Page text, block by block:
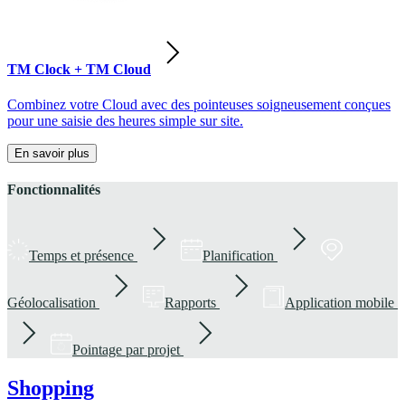
TM Clock + TM Cloud
Combinez votre Cloud avec des pointeuses soigneusement conçues
pour une saisie des heures simple sur site.
En savoir plus
Fonctionnalités
Temps et présence Planification
Géolocalisation Rapports Application mobile
Pointage par projet
Shopping